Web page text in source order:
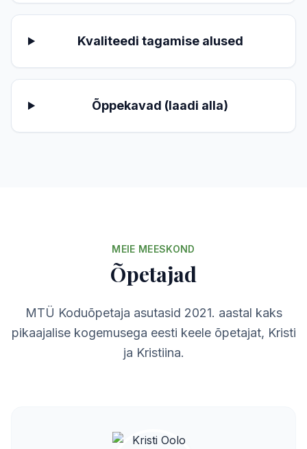
Kvaliteedi tagamise alused
Õppekavad (laadi alla)
MEIE MEESKOND
Õpetajad
MTÜ Koduõpetaja asutasid 2021. aastal kaks
pikaajalise kogemusega eesti keele õpetajat, Kristi
ja Kristiina.